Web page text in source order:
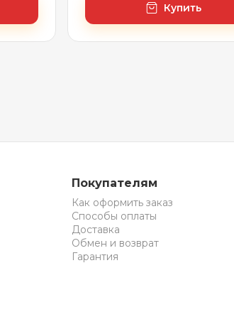
Купить
Покупателям
Как оформить заказ
Способы оплаты
Доставка
Обмен и возврат
Гарантия